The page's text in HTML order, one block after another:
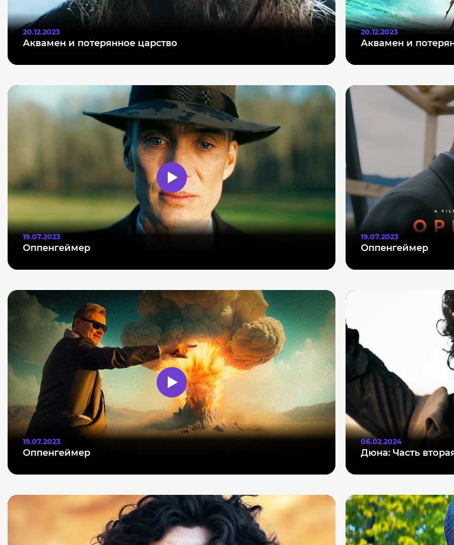
20.12.2023
Аквамен и потерянное царство
20.12.2023
Аквамен и
19.07.2023
Оппенгеймер
19.07.2023
Оппенгеймер
19.07.2023
Оппенгеймер
06.02.2024
Дюна: Часть